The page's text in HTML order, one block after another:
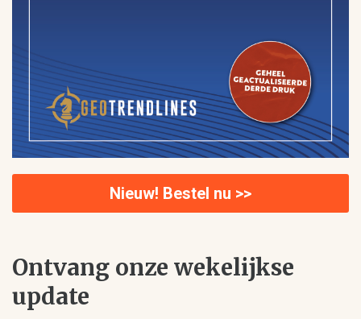
Nieuw! Bestel nu >>
Ontvang onze wekelijkse
update